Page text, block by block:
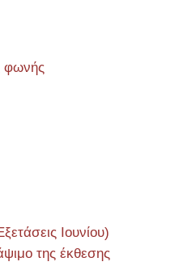
φωνής
Ιουνίου)
της έκθεσης